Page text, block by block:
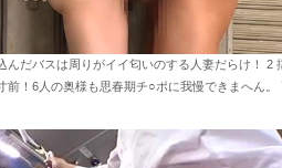
んだバスは周りがイイ匂いのする人妻だらけ！ 2
前！6人の奥様も思春期チ○ポに我慢できまへん。